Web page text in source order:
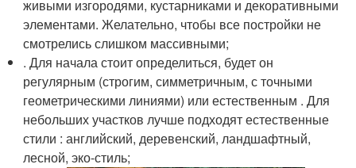
живыми изгородями, кустарниками и декоративными
элементами. Желательно, чтобы все постройки не
смотрелись слишком массивными;
. Для начала стоит определиться, будет он
регулярным (строгим, симметричным, с точными
геометрическими линиями) или естественным . Для
небольших участков лучше подходят естественные
стили : английский, деревенский, ландшафтный,
лесной, эко-стиль;